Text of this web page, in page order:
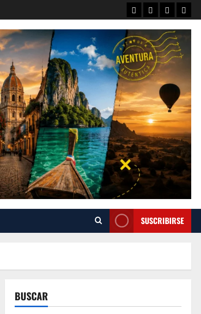
SUSCRIBIRSE
BUSCAR